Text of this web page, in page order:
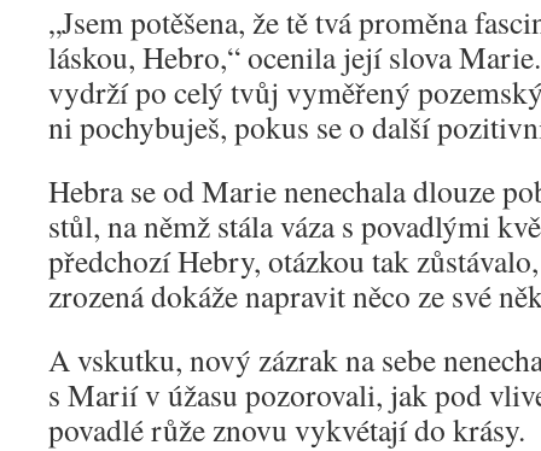
„Jsem potěšena, že tě tvá proměna
láskou, Hebro,“ ocenila její slova
vydrží po celý tvůj vyměřený
ni pochybuješ, pokus se o další
Hebra se od Marie nenechala dlouze
stůl, na němž stála váza s povadlými
předchozí Hebry, otázkou tak
zrozená dokáže napravit něco ze své
A vskutku, nový zázrak na sebe
s Marií v úžasu pozorovali, jak pod
povadlé růže znovu vykvétají do krásy.